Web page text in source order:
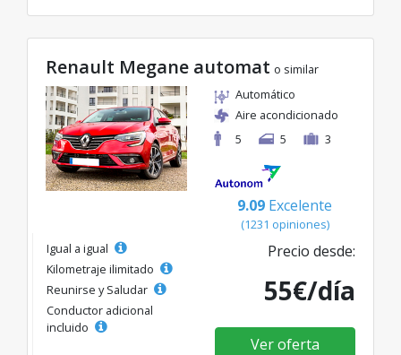
Renault Megane automat o similar
Automático
Aire acondicionado
5
5 3
9.09 Excelente
(1231 opiniones)
Igual a igual
Kilometraje ilimitado
Reunirse y Saludar
Conductor adicional
incluido
Precio desde:
55€/día
Ver oferta